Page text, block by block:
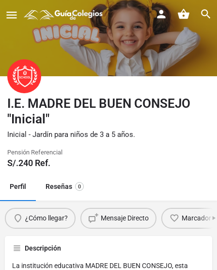
I.E. MADRE DEL BUEN CONSEJO
"Inicial"
Inicial - Jardín para niños de 3 a 5 años.
Pensión Referencial
S/.240 Ref.
Perfil Reseñas 0
¿Cómo llegar? Mensaje Directo Marcador
Descripción
La institución educativa MADRE DEL BUEN CONSEJO, esta